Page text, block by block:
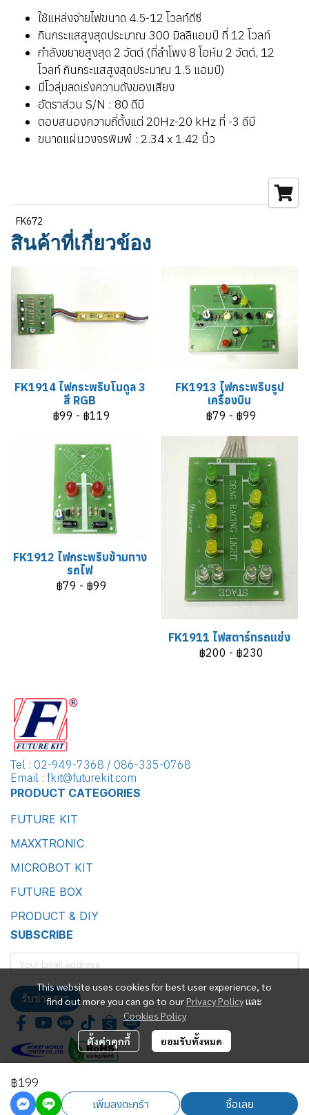
ใช้แหล่งจ่ายไฟขนาด 4.5-12 โวลท์ดีซี
กินกระแสสูงสุดประมาณ 300 มิลลิแอมป์ ที่ 12 โวลท์
กำลังขยายสูงสุด 2 วัตต์ (ที่ลำโพง 8 โอห์ม 2 วัตต์, 12
โวลท์ กินกระแสสูงสุดประมาณ 1.5 แอมป์)
มีโวลุ่มลดเร่งความดังของเสียง
อัตราส่วน S/N : 80 ดีบี
ตอบสนองความถี่ตั้งแต่ 20Hz-20 kHz ที่ -3 ดีบี
ขนาดแผ่นวงจรพิมพ์ : 2.34 x 1.42 นิ้ว
FK672
สินค้าที่เกี่ยวข้อง
FK1914 ไฟกระพริบโมดูล 3
สี RGB
฿99 - ฿119
FK1913 ไฟกระพริบรูป
เครื่องบิน
฿79 - ฿99
FK1912 ไฟกระพริบข้ามทาง
รถไฟ
฿79 - ฿99
FK1911 ไฟสตาร์ทรถแข่ง
฿200 - ฿230
฿199
เพิ่มลงตะกร้า ซื้อเลย
This website uses cookies for best user experience, to
find out more you can go to ourPrivacy Policyและ
Cookies Policy
ตั้งค่าคุกกี้ ยอมรับทั้งหมด
Tel : 02-949-7368 / 086-335-0768
Email : fkit@futurekit.com
PRODUCT CATEGORIES
FUTURE KIT
MAXXTRONIC
MICROBOT KIT
FUTURE BOX
PRODUCT & DIY
SUBSCRIBE
รับข่าวสาร
Future Kit Marketing Co., Ltd.